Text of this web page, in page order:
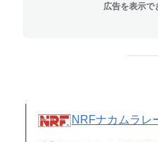
広告を表示で
NRFナカムラレ